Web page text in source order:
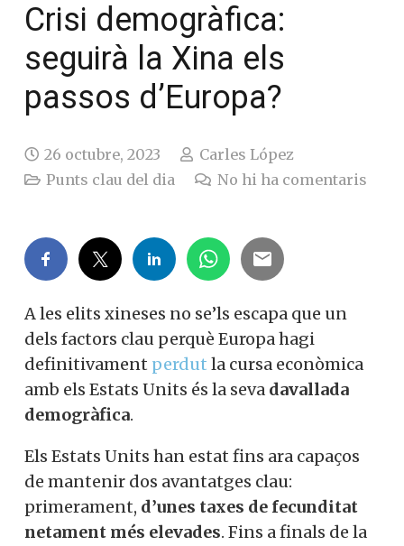
Crisi demogràfica:
seguirà la Xina els
passos d’Europa?
26 octubre, 2023
Carles López
Punts clau del dia
No hi ha comentaris
A les elits xineses no se’ls escapa que un
dels factors clau perquè Europa hagi
definitivament perdut la cursa econòmica
amb els Estats Units és la seva davallada
demogràfica.
Els Estats Units han estat fins ara capaços
de mantenir dos avantatges clau:
primerament, d’unes taxes de fecunditat
netament més elevades. Fins a finals de la